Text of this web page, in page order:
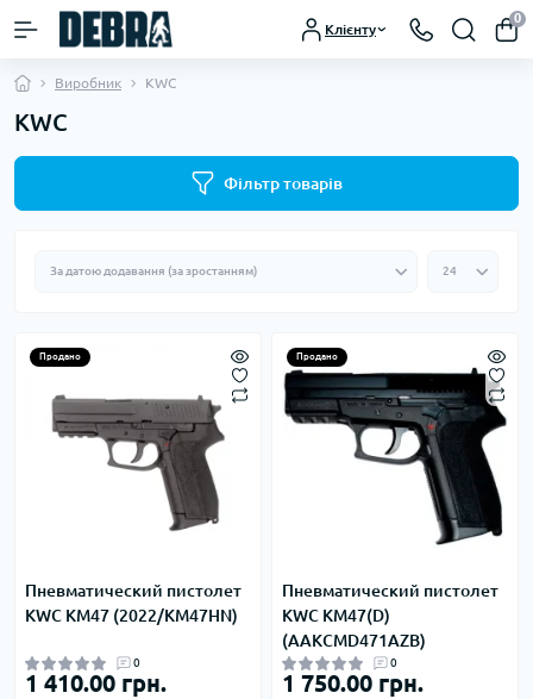
Клієнту
0
Виробник KWC
KWC
Фільтр товарів
Продано
Пневматический пистолет
KWC KM47 (2022/KM47HN)
0
1 410.00 грн.
Продано
Пневматический пистолет
KWC KM47(D)
(AAKCMD471AZB)
0
1 750.00 грн.